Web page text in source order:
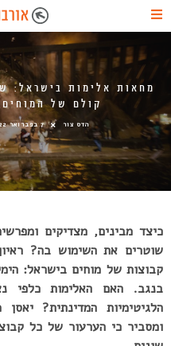
מחאות אלימות בישראל:
קולם של
הדס צור 7 בפברואר 2022
כיצד מבינים, מצדיקים
שוטרים את השימוש בה?
קבוצות של מוחים בישראל:
בנגב. האם האלימות כלפי
הלגיטימיות המדינתית?
ומסביר כי הערעור של כל